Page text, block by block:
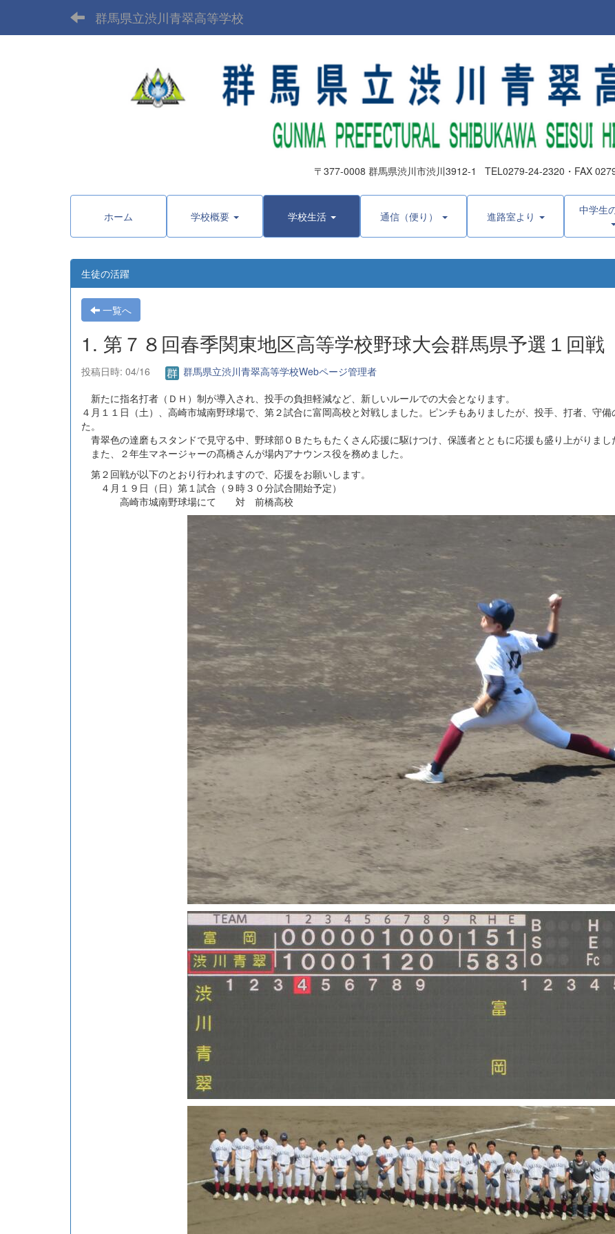
群馬県立渋川青翠高等学校
〒377-0008 群馬県渋川市渋川3912-1 TEL0279-24-2320・FAX
ホーム 学校概要 学校生活 通信（便り） 進路室より 中学生
生徒の活躍
一覧へ
1. 第７８回春季関東地区高等学校野球大会群馬県予選１回戦
投稿日時: 04/16
群馬県立渋川青翠高等学校Webページ管理者
新たに指名打者（ＤＨ）制が導入され、投手の負担軽減など、新しいルールでの大会となります。
４月１１日（土）、高崎市城南野球場で、第２試合に富岡高校と対戦しました。ピンチもありましたが、投手、打者、守
た。
青翠色の達磨もスタンドで見守る中、野球部ＯＢたちもたくさん応援に駆けつけ、保護者とともに応援も盛り上がりまし
また、２年生マネージャーの髙橋さんが場内アナウンス役を務めました。
第２回戦が以下のとおり行われますので、応援をお願いします。
４月１９日（日）第１試合（９時３０分試合開始予定）
高崎市城南野球場にて 対 前橋高校